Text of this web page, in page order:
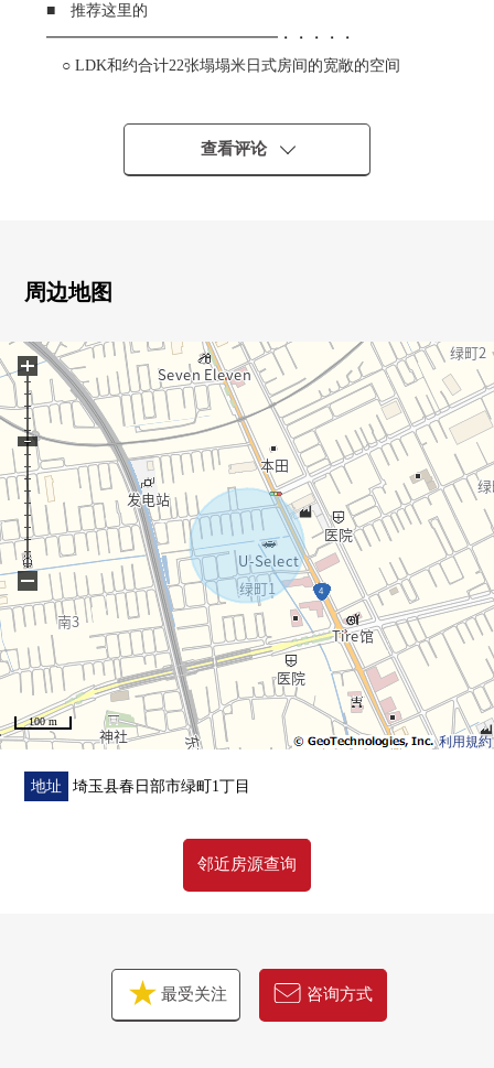
■ 推荐这里的
━━━━━━━━━━━━━━━・・・・・
○ LDK和约合计22张塌塌米日式房间的宽敞的空间
○ 客厅楼梯
○ 2个地方步入式衣帽间
查看评论
周边地图
利用規約
100 m
+
−
地址 埼玉县春日部市绿町1丁目
邻近房源查询
最受关注 咨询方式